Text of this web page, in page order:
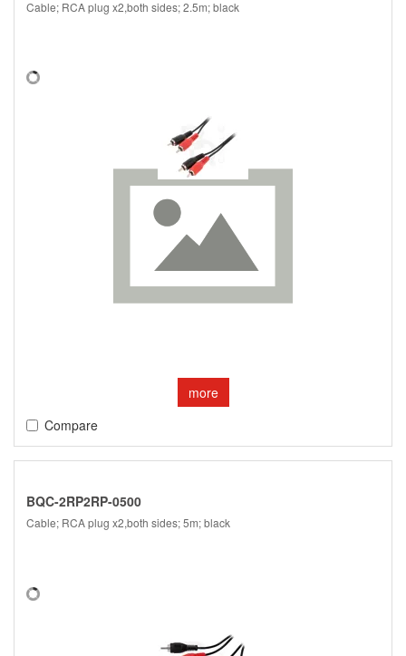
Cable; RCA plug x2,both sides; 2.5m; black
more
Compare
BQC-2RP2RP-0500
Cable; RCA plug x2,both sides; 5m; black